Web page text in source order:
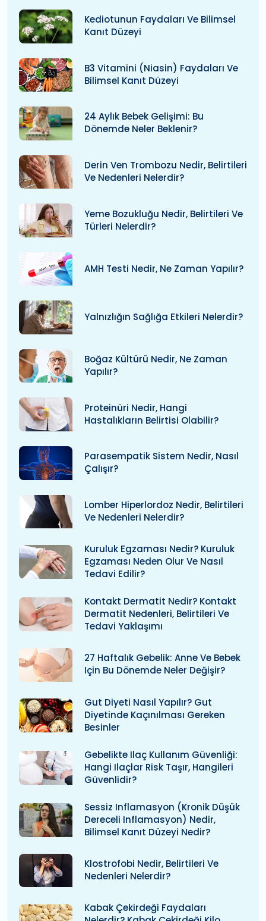
Kediotunun Faydaları Ve Bilimsel
Kanıt Düzeyi
B3 Vitamini (niasin) Faydaları Ve
Bilimsel Kanıt Düzeyi
24 Aylık Bebek Gelişimi: Bu
Dönemde Neler Beklenir?
Derin Ven Trombozu Nedir, Belirtileri
Ve Nedenleri Nelerdir?
Yeme Bozukluğu Nedir, Belirtileri Ve
Türleri Nelerdir?
AMH Testi Nedir, Ne Zaman Yapılır?
Yalnızlığın Sağlığa Etkileri Nelerdir?
Boğaz Kültürü Nedir, Ne Zaman
Yapılır?
Proteinüri Nedir, Hangi
Hastalıkların Belirtisi Olabilir?
Parasempatik Sistem Nedir, Nasıl
Çalışır?
Lomber Hiperlordoz Nedir, Belirtileri
Ve Nedenleri Nelerdir?
Kuruluk Egzaması Nedir? Kuruluk
Egzaması Neden Olur Ve Nasıl
Tedavi Edilir?
Kontakt Dermatit Nedir? Kontakt
Dermatit Nedenleri, Belirtileri Ve
Tedavi Yaklaşımı
27 Haftalık Gebelik: Anne Ve Bebek
Için Bu Dönemde Neler Değişir?
Gut Diyeti Nasıl Yapılır? Gut
Diyetinde Kaçınılması Gereken
Besinler
Gebelikte Ilaç Kullanım Güvenliği:
Hangi Ilaçlar Risk Taşır, Hangileri
Güvenlidir?
Sessiz Inflamasyon (kronik Düşük
Dereceli Inflamasyon) Nedir,
Bilimsel Kanıt Düzeyi Nedir?
Klostrofobi Nedir, Belirtileri Ve
Nedenleri Nelerdir?
Kabak Çekirdeği Faydaları